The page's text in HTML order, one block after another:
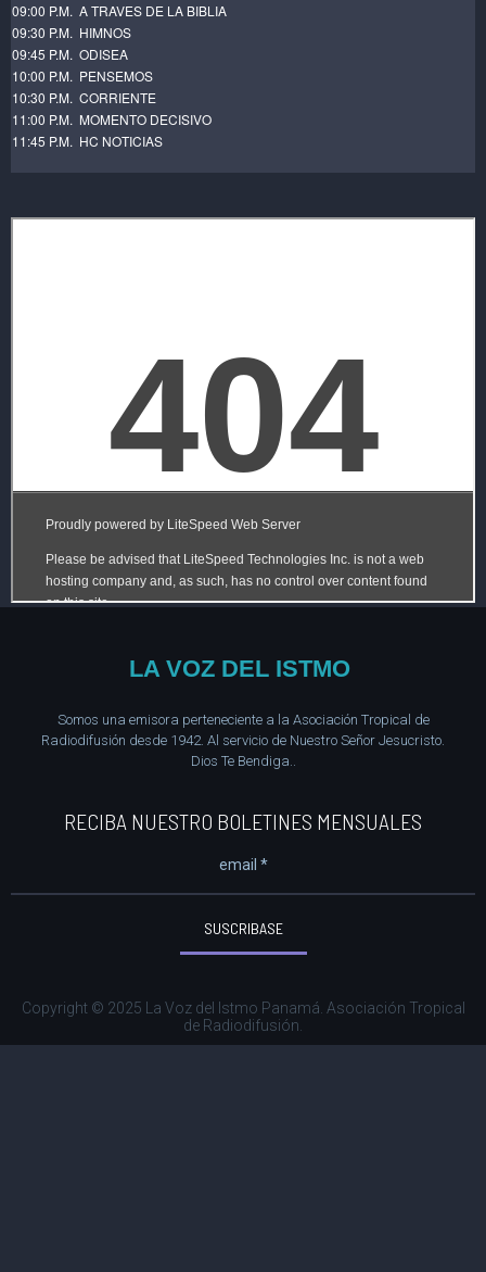
09:00 P.M. A TRAVES DE LA BIBLIA
09:30 P.M. HIMNOS
09:45 P.M. ODISEA
10:00 P.M. PENSEMOS
10:30 P.M. CORRIENTE
11:00 P.M. MOMENTO DECISIVO
11:45 P.M. HC NOTICIAS
LA VOZ DEL ISTMO
Somos una emisora perteneciente a la Asociación Tropical de
Radiodifusión desde 1942. Al servicio de Nuestro Señor Jesucristo.
Dios Te Bendiga..
RECIBA NUESTRO BOLETINES MENSUALES
SUSCRIBASE
Copyright © 2025 La Voz del Istmo Panamá. Asociación Tropical
de Radiodifusión.